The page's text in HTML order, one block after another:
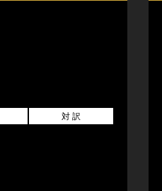
対 訳